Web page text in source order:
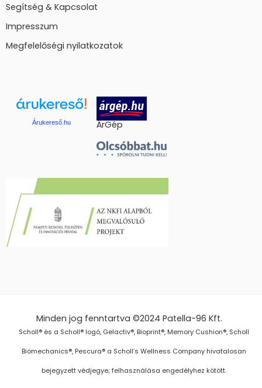
Segítség & Kapcsolat
Impresszum
Megfelelőségi nyilatkozatok
Árukereső.hu ÁrGép
Minden jog fenntartva ©2024Patella-96 Kft.
Scholl® és a Scholl® logó, Gelactiv®, Bioprint®, Memory Cushion®, Scholl
Biomechanics®, Pescura® a Scholl’s Wellness Company hivatalosan
bejegyzett védjegye; felhasználása engedélyhez kötött.